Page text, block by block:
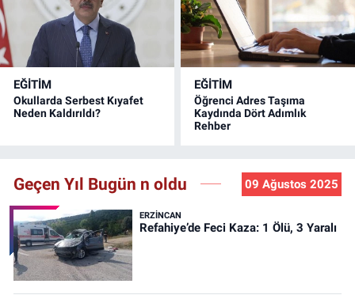
EĞİTİM
Okullarda Serbest Kıyafet
Neden Kaldırıldı?
EĞİTİM
Öğrenci Adres Taşıma
Kaydında Dört Adımlık
Rehber
Geçen Yıl Bugün n oldu 09 Ağustos 2025
ERZINCAN
Refahiye’de Feci Kaza: 1 Ölü, 3 Yaralı